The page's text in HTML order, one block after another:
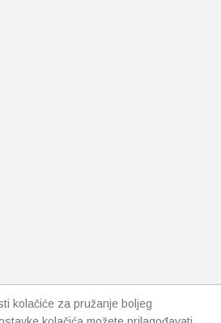
kolačiće za pružanje boljeg